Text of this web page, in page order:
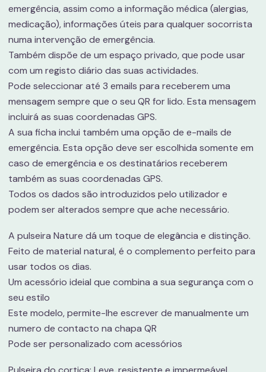
emergência, assim como a informação médica (alergias,
medicação), informações úteis para qualquer socorrista
numa intervenção de emergência.
Também dispõe de um espaço privado, que pode usar
com um registo diário das suas actividades.
Pode seleccionar até 3 emails para receberem uma
mensagem sempre que o seu QR for lido. Esta mensagem
incluirá as suas coordenadas GPS.
A sua ficha inclui também uma opção de e-mails de
emergência. Esta opção deve ser escolhida somente em
caso de emergência e os destinatários receberem
também as suas coordenadas GPS.
Todos os dados são introduzidos pelo utilizador e
podem ser alterados sempre que ache necessário.
A pulseira Nature dá um toque de elegância e distinção.
Feito de material natural, é o complemento perfeito para
usar todos os dias.
Um acessório ideial que combina a sua segurança com o
seu estilo
Este modelo, permite-lhe escrever de manualmente um
numero de contacto na chapa QR
Pode ser personalizado com acessórios